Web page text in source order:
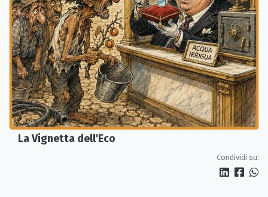
La Vignetta dell'Eco
Condividi su: